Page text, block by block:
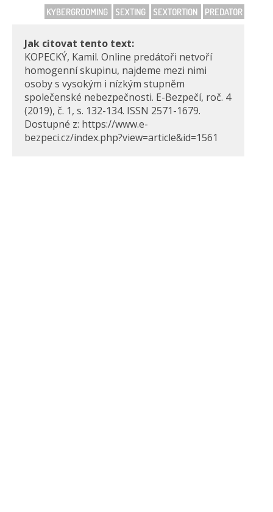
KYBERGROOMING SEXTING SEXTORTION PREDATOR
Jak citovat tento text:
KOPECKÝ, Kamil. Online predátoři netvoří
homogenní skupinu, najdeme mezi nimi
osoby s vysokým i nízkým stupněm
společenské nebezpečnosti. E-Bezpečí, roč. 4
(2019), č. 1, s. 132-134. ISSN 2571-1679.
Dostupné z: https://www.e-
bezpeci.cz/index.php?view=article&id=1561